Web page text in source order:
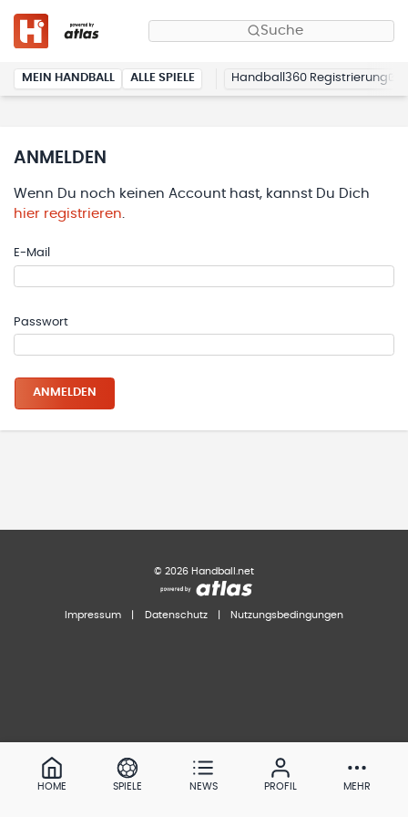
Suche
MEIN HANDBALL ALLE SPIELE Handball360 Registrierung
ANMELDEN
Wenn Du noch keinen Account hast, kannst Du Dich
hier registrieren.
E-Mail
Passwort
ANMELDEN
© 2026 Handball.net
Impressum Datenschutz Nutzungsbedingungen
HOME SPIELE NEWS PROFIL MEHR